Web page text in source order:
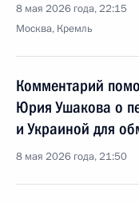
8 мая 2026 года, 22:15
Москва, Кремль
Комментарий
Юрия Ушакова о
и Украиной для
8 мая 2026 года, 21:50